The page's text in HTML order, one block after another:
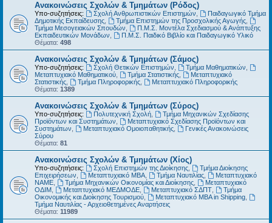
Ανακοινώσεις Σχολών & Τμημάτων (Ρόδος)
Υπο-συζητήσεις: Σχολή Ανθρωπιστικών Επιστημών
Παιδαγωγικό Τμήμα
Δημοτικής Εκπαίδευσης
Τμήμα Επιστημών της Προσχολικής Αγωγής,
Τμήμα Μεσογειακών Σπουδών
Π.Μ.Σ. Μοντέλα Σχεδιασμού & Ανάπτυξης
Εκπαιδευτικών Μονάδων
Π.Μ.Σ. Παιδικό Βιβλίο και Παιδαγωγικό Υλικό
Θέματα: 498
Ανακοινώσεις Σχολών & Τμημάτων (Σάμος)
Υπο-συζητήσεις: Σχολή Θετικών Επιστημών Τμήμα Μαθηματικών
Μεταπτυχιακό Μαθηματικού
Τμήμα Στατιστικής,
Μεταπτυχιακό
Στατιστικής
Τμήμα Πληροφορικής,
Μεταπτυχιακό Πληροφορικής
Θέματα: 1389
Ανακοινώσεις Σχολών & Τμημάτων (Σύρος)
Υπο-συζητήσεις: Πολυτεχνική Σχολή,
Τμήμα Μηχανικών Σχεδίασης
Προϊόντων και Συστημάτων
Μεταπτυχιακό Σχεδίασης Προϊόντων και
Συστημάτων
Μεταπτυχιακό Ομοιοπαθητικής,
Γενικές Ανακοινώσεις
Σύρου
Θέματα: 81
Ανακοινώσεις Σχολών & Τμημάτων (Χίος)
Υπο-συζητήσεις: Σχολή Επιστημών της Διοίκησης,
Τμήμα Διοίκησης
Επιχειρήσεων
Μεταπτυχιακό MBA, Τμήμα Ναυτιλίας,
Μεταπτυχιακό
ΝΑΜΕ
Τμήμα Μηχανικών Οικονομίας και Διοίκησης,
Μεταπτυχιακό
ΟΔΙΜ
Μεταπτυχιακό ΜΕΔΜΟΔΕ, Μεταπτυχιακό ΣΔΠΤ,
Τμήμα
Οικονομικής και Διοίκησης Τουρισμού
Μεταπτυχιακό MBA in Shipping,
Τμήμα Ναυτιλίας - Αρχειοθετημένες Αναρτήσεις
Θέματα: 11989